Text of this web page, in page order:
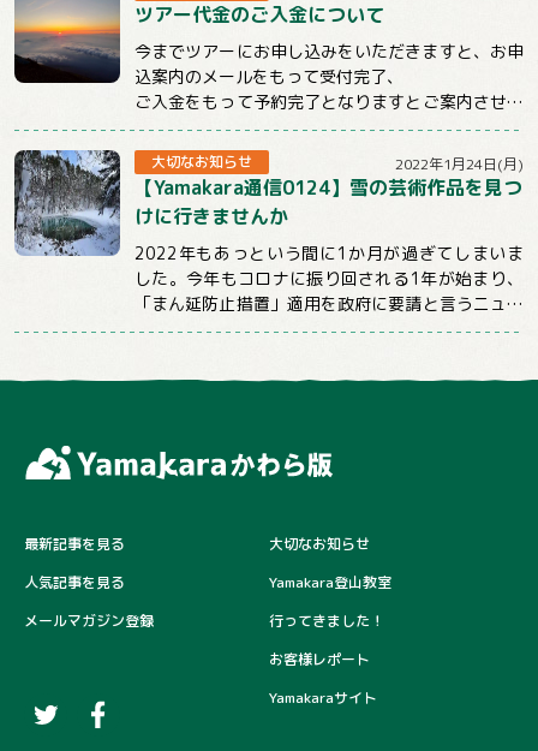
ツアー代金のご入金について
今までツアーにお申し込みをいただきますと、お申
込案内のメールをもって受付完了、
ご入金をもって予約完了となりますとご案内させて
いただいておりました。
しかしお申込後、そのままご連...
大切なお知らせ 2022年1月24日(月)
【Yamakara通信0124】雪の芸術作品を見つ
けに行きませんか
2022年もあっという間に1か月が過ぎてしまいま
した。今年もコロナに振り回される1年が始まり、
「まん延防止措置」適用を政府に要請と言うニュー
スばかり目にする日々が続いていますが、コロ...
最新記事を見る
人気記事を見る
メールマガジン登録
大切なお知らせ
Yamakara登山教室
行ってきました！
お客様レポート
Yamakaraサイト